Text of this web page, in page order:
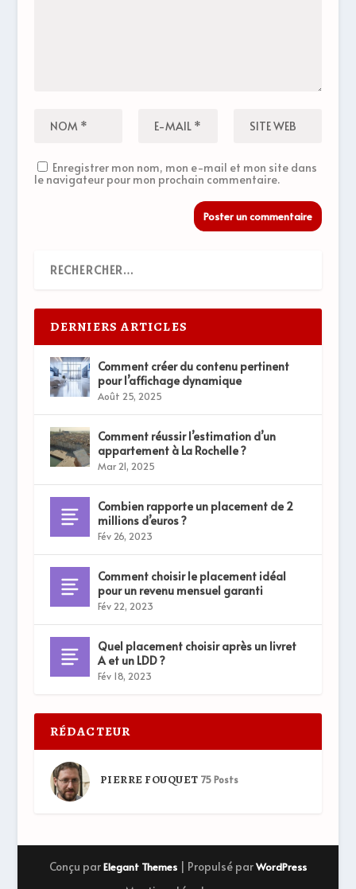
Enregistrer mon nom, mon e-mail et mon site dans
le navigateur pour mon prochain commentaire.
DERNIERS ARTICLES
Comment créer du contenu pertinent
pour l’affichage dynamique
Août 25, 2025
Comment réussir l’estimation d’un
appartement à La Rochelle ?
Mar 21, 2025
Combien rapporte un placement de 2
millions d’euros ?
Fév 26, 2023
Comment choisir le placement idéal
pour un revenu mensuel garanti
Fév 22, 2023
Quel placement choisir après un livret
A et un LDD ?
Fév 18, 2023
RÉDACTEUR
PIERRE FOUQUET 75 Posts
Conçu parElegant Themes| Propulsé parWordPress